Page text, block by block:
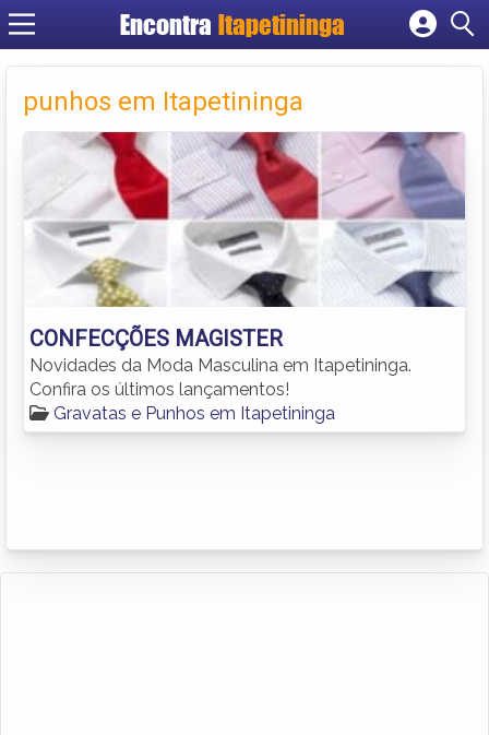
Encontra Itapetininga
Cadastrar empresa
Criar conta
punhos em Itapetininga
CONFECÇÕES MAGISTER
Novidades da Moda Masculina em Itapetininga.
Confira os últimos lançamentos!
Gravatas e Punhos em Itapetininga